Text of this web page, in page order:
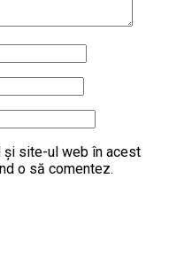
și site-ul web în acest
o să comentez.